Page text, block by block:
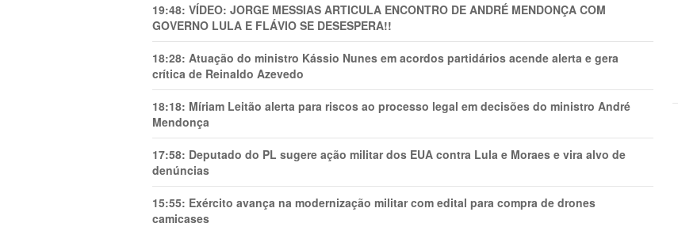
19:48: VÍDEO: JORGE MESSIAS ARTICULA ENCONTRO DE ANDRÉ MENDONÇA COM
GOVERNO LULA E FLÁVIO SE DESESPERA!!
18:28: Atuação do ministro Kássio Nunes em acordos partidários acende alerta e gera
crítica de Reinaldo Azevedo
18:18: Míriam Leitão alerta para riscos ao processo legal em decisões do ministro André
Mendonça
17:58: Deputado do PL sugere ação militar dos EUA contra Lula e Moraes e vira alvo de
denúncias
15:55: Exército avança na modernização militar com edital para compra de drones
camicases